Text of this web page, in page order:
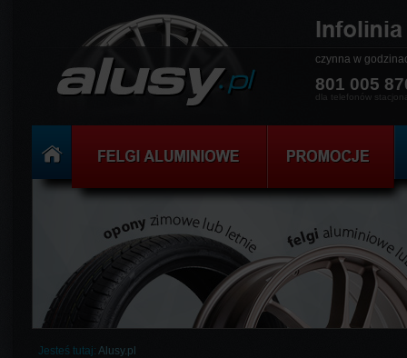
czynna w
801 005
dla telefonów
Jesteś tutaj: Alusy.pl